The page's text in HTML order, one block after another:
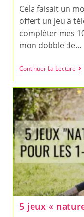
Cela faisait un
offert un jeu à
compléter mes
mon dobble de…
Continuer La LectureLe
De
À
!
5 jeux «